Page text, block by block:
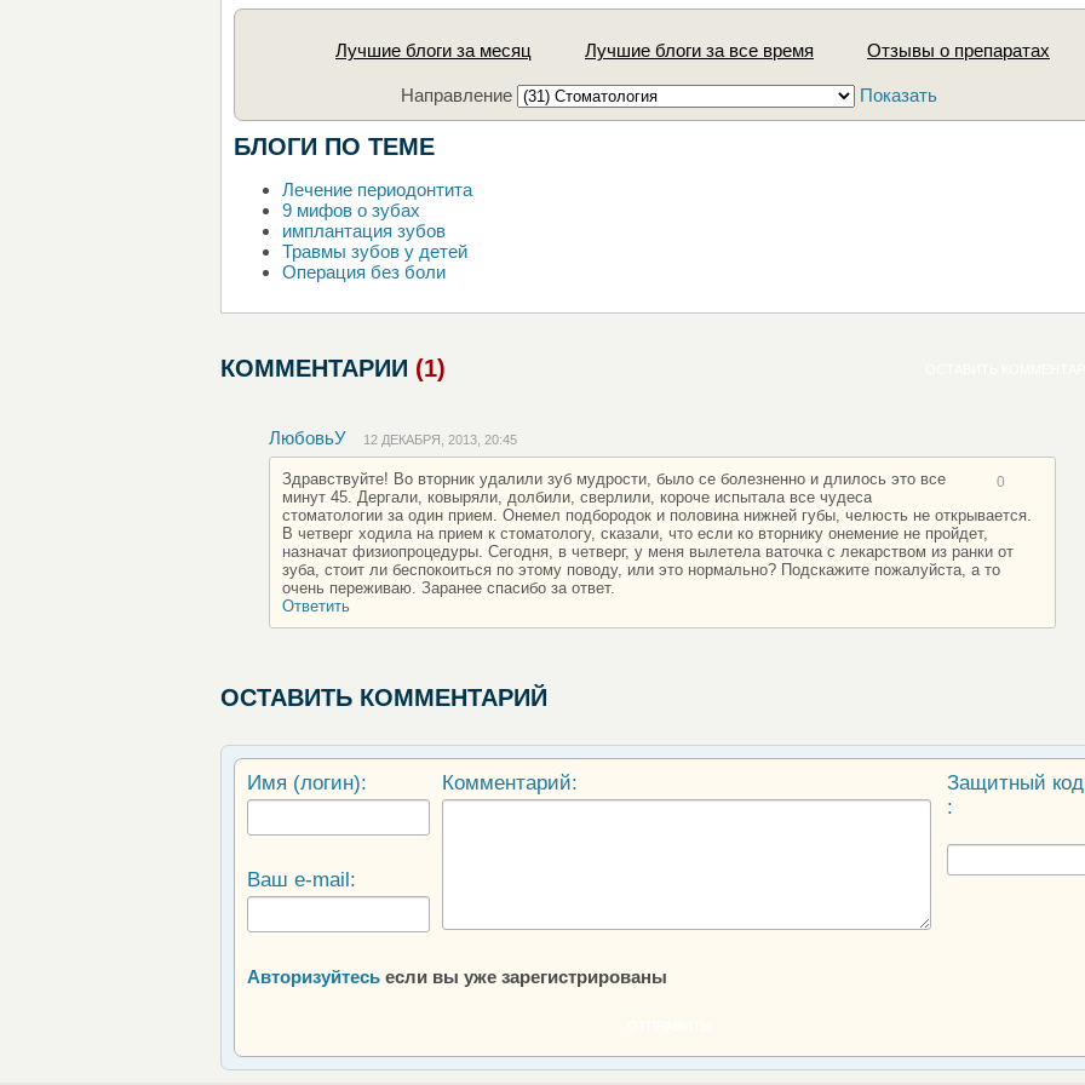
Лучшие блоги за месяц Лучшие блоги за все время Отзывы о препаратах
Направление Показать
БЛОГИ ПО ТЕМЕ
Лечение периодонтита
9 мифов о зубах
имплантация зубов
Травмы зубов у детей
Операция без боли
КОММЕНТАРИИ (1)
ЛюбовьУ 12 ДЕКАБРЯ, 2013, 20:45
0
Здравствуйте! Во вторник удалили зуб мудрости, было се болезненно и длилось это все
минут 45. Дергали, ковыряли, долбили, сверлили, короче испытала все чудеса
стоматологии за один прием. Онемел подбородок и половина нижней губы, челюсть не открывается.
В четверг ходила на прием к стоматологу, сказали, что если ко вторнику онемение не пройдет,
назначат физиопроцедуры. Сегодня, в четверг, у меня вылетела ваточка с лекарством из ранки от
зуба, стоит ли беспокоиться по этому поводу, или это нормально? Подскажите пожалуйста, а то
очень переживаю. Заранее спасибо за ответ.
Ответить
ОСТАВИТЬ КОММЕНТАРИЙ
Имя (логин):
Ваш e-mail:
Комментарий:
Защитный код
:
Авторизуйтесь если вы уже зарегистрированы